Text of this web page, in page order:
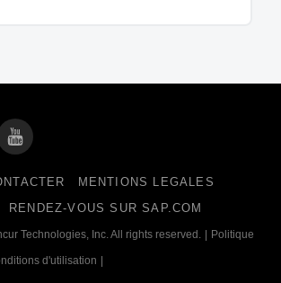
MENTIONS LEGALES
RENDEZ-VOUS SUR SAP.COM
Technologies, Inc. All rights reserved. Politique
d'utilisation